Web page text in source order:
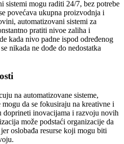
sistemi mogu raditi 24/7, bez potrebe
povećava ukupna proizvodnja i
automatizovani sistemi za
pratiti nivoe zaliha i
kada nivo padne ispod određenog
nikada ne dođe do nedostatka
na automatizovane sisteme,
da se fokusiraju na kreativne i
doprineti inovacijama i razvoju novih
može podstaći organizacije da
oslobađa resurse koji mogu biti